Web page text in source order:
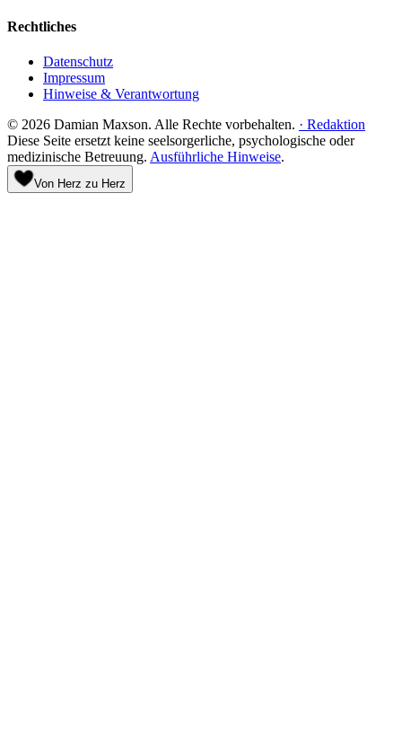
Rechtliches
Datenschutz
Impressum
Hinweise & Verantwortung
© 2026 Damian Maxson. Alle Rechte vorbehalten. · Redaktion
Diese Seite ersetzt keine seelsorgerliche, psychologische oder
medizinische Betreuung. Ausführliche Hinweise.
Von Herz zu Herz